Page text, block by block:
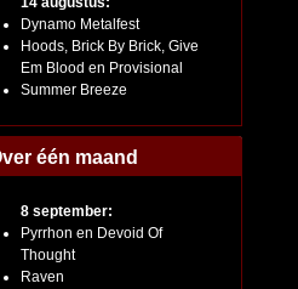
Dynamo Metalfest
Hoods, Brick By Brick, Give
Em Blood en Provisional
Summer Breeze
één maand
8 september:
Pyrrhon en Devoid Of
Thought
Raven